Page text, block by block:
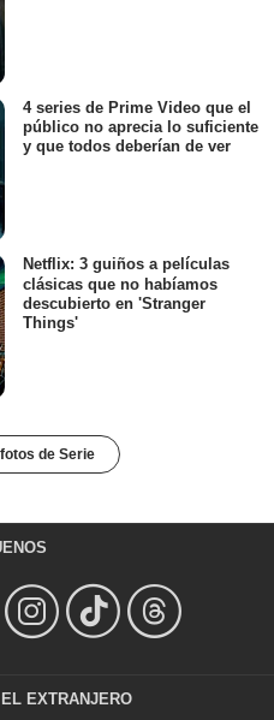
4 series de Prime Video que el
público no aprecia lo suficiente
y que todos deberían de ver
Netflix: 3 guiños a películas
clásicas que no habíamos
descubierto en 'Stranger
Things'
de Serie
EXTRANJERO